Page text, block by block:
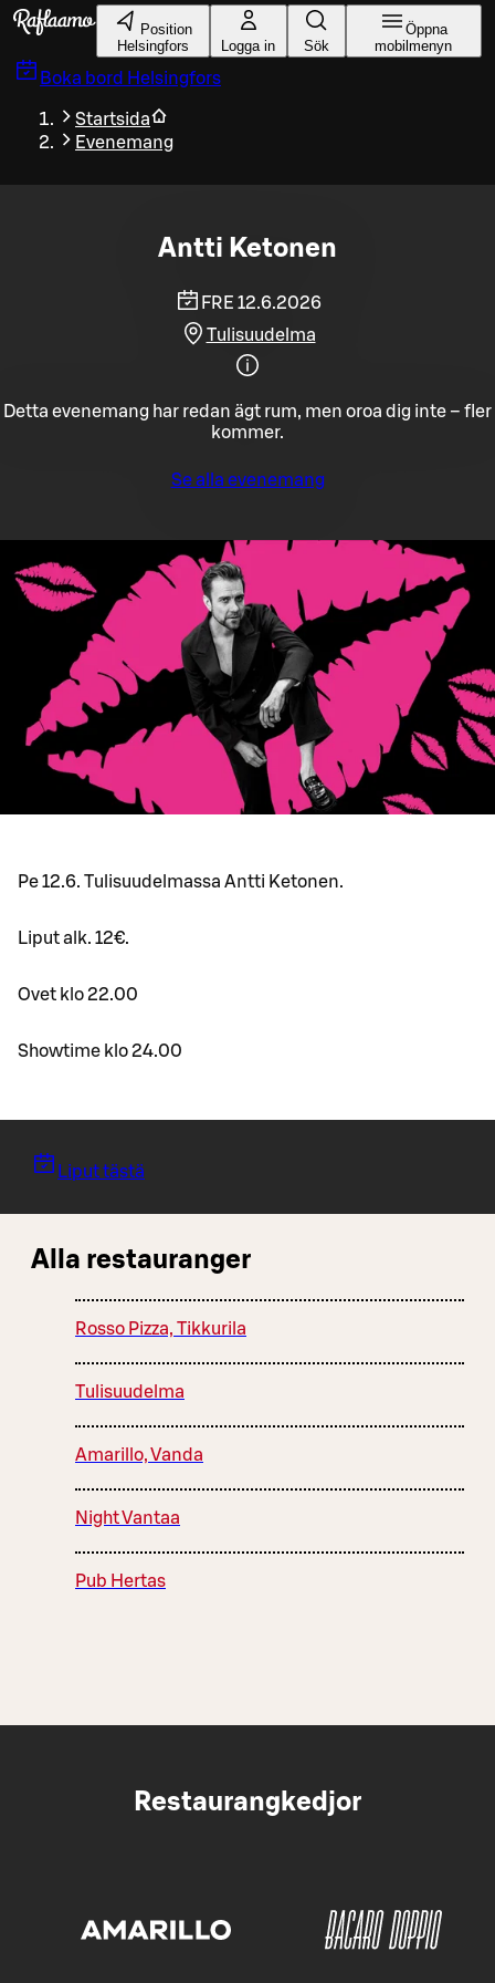
Gå till huvudinnehållet
Position
Helsingfors
Logga in Sök
Öppna
mobilmenyn
Boka bord Helsingfors
Startsida
Evenemang
Antti Ketonen
FRE 12.6.2026
Tulisuudelma
Detta evenemang har redan ägt rum, men oroa dig inte – fler
kommer.
Se alla evenemang
Pe 12.6. Tulisuudelmassa Antti Ketonen.
Liput alk. 12€.
Ovet klo 22.00
Showtime klo 24.00
Liput tästä
Alla restauranger
Rosso Pizza, Tikkurila
Tulisuudelma
Amarillo, Vanda
Night Vantaa
Pub Hertas
Restaurangkedjor